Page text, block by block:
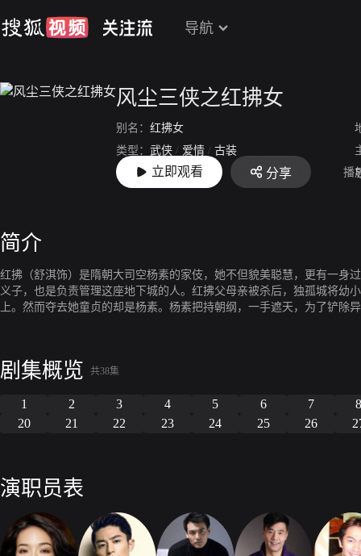
导航
风尘三侠之红拂女
别名： 红拂女
类型： 武侠 / 爱情 / 古装
上映： 2005
立即观看 分享 播
简介
红拂（舒淇饰）是隋朝大司空杨素的家伎，她不但貌美聪慧，更有一身
义子，也是负责管理这座地下城的人。红拂父母亲被杀后，独孤城将幼
上。然而夺去她童贞的却是杨素。杨素把持朝纲，一手遮天，为了铲
剧集概览 共38集
1 2 3 4 5 6 7
20
21 22 23 24 25 26
演职员表